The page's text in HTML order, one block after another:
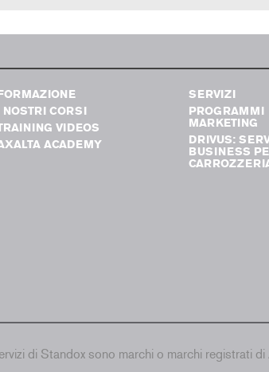
NOSTRI CORSI
VIDEOS
ACADEMY
SERVIZI
PROGRAMMI
MARKETING
DRIVUS:
BUSINESS
di Standox sono marchi o marchi registrati